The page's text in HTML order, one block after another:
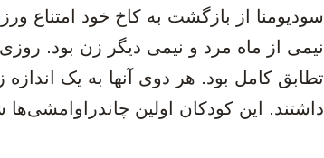
سودیومنا از بازگشت به کاخ خود امتناع
نیمی از ماه مرد و نیمی دیگر زن بود.
تطابق کامل بود. هر دوی آنها به یک
داشتند. این کودکان اولین چاندراوامشی‌ها